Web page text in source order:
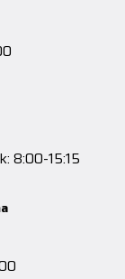
8:00-15:15